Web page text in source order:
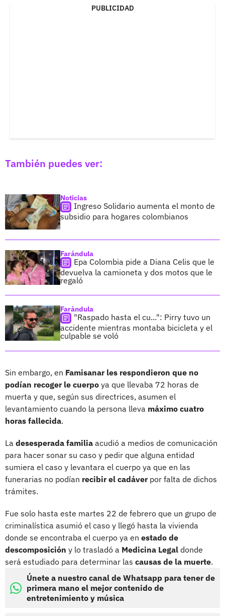
PUBLICIDAD
También puedes ver:
Noticias
Ingreso Solidario aumenta el monto de
subsidio para hogares colombianos
Farándula
Epa Colombia pide a Diana Celis que le
devuelva la camioneta y dos motos que le
regaló
Farándula
"Raspado hasta el cu...": Pirry tuvo un
accidente mientras montaba bicicleta y el
culpable se voló
Sin embargo, en Famisanar les respondieron que no
podían recoger le cuerpo ya que llevaba 72 horas de
muerta y que, según sus directrices, asumen el
levantamiento cuando la persona lleva máximo cuatro
horas fallecida.
La desesperada familia acudió a medios de comunicación
para hacer sonar su caso y pedir que alguna entidad
sumiera el caso y levantara el cuerpo ya que en las
funerarias no podían recibir el cadáver por falta de dichos
trámites.
Fue solo hasta este martes 22 de febrero que un grupo de
criminalística asumió el caso y llegó hasta la vivienda
donde se encontraba el cuerpo ya en estado de
descomposición y lo trasladó a Medicina Legal donde
será estudiado para determinar las causas de la muerte.
Únete a nuestro canal de Whatsapp para tener de
primera mano el mejor contenido de
entretenimiento y música